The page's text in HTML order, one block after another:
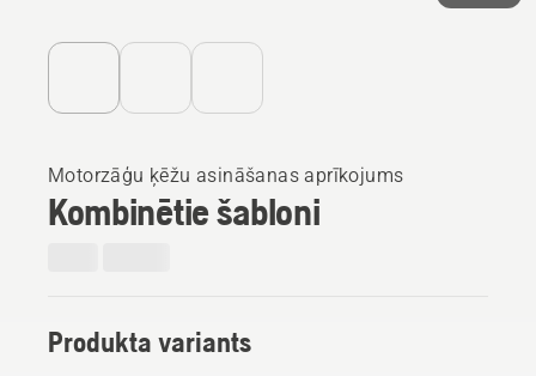
Motorzāģu ķēžu asināšanas aprīkojums
Kombinētie šabloni
Produkta variants